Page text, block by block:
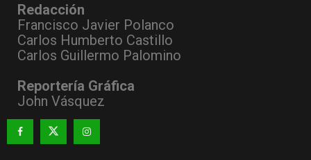
Redacción
Francisco Javier Polanco
Carlos Humberto Castillo
Carlos Guillermo Palomino
Reportería Gráfica
John Vásquez